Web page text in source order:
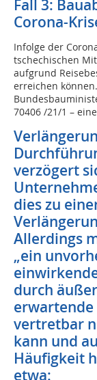
Fall 3:
Corona-
Infolge der
tschechischen
aufgrund
erreichen
70406 /21/1 –
verzögert
dies zu
Allerdings
„ein
durch
vertretbar
kann und
Häufigkeit
etwa: